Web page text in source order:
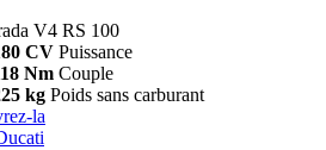
V4 RS 100
CV Puissance
Nm Couple
kg Poids sans carburant
la